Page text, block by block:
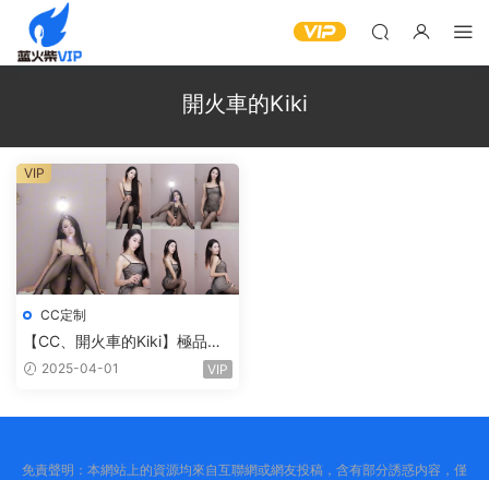
開火車的Kiki
CC定制
【CC、開火車的Kiki】極品禦
姐，黑絲美腿，在線撕絲襪，
2025-04-01 VIP
VIP
免責聲明：本網站上的資源均來自互聯網或網友投稿，含有部分誘惑内容，僅